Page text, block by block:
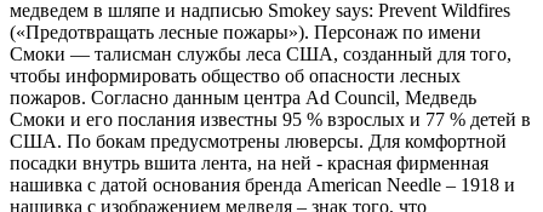
медведем в шляпе и надписью Smokey says: Prevent Wildfires
(«Предотвращать лесные пожары»). Персонаж по имени
Смоки — талисман службы леса США, созданный для того,
чтобы информировать общество об опасности лесных
пожаров. Согласно данным центра Ad Council, Медведь
Смоки и его послания известны 95 % взрослых и 77 % детей в
США. По бокам предусмотрены люверсы. Для комфортной
посадки внутрь вшита лента, на ней - красная фирменная
нашивка с датой основания бренда American Needle – 1918 и
нашивка с изображением медведя – знак того, что